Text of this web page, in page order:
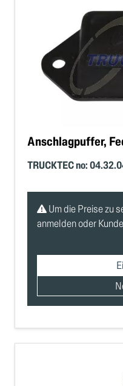
Anschlagpuffer,
TRUCKTEC no:
Um die Preise zu
anmelden oder